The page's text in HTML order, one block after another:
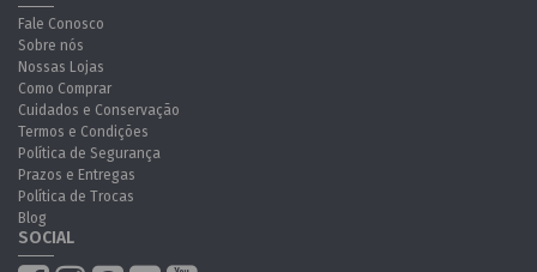
Fale Conosco
Sobre nós
Nossas Lojas
Como Comprar
Cuidados e Conservação
Termos e Condições
Política de Segurança
Prazos e Entregas
Política de Trocas
Blog
SOCIAL